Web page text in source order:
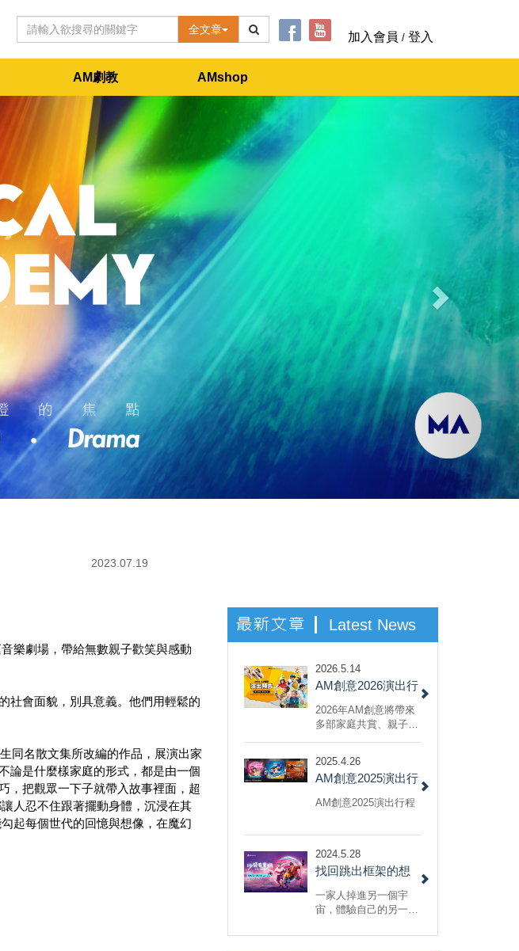
全文章
加入會員 / 登入
AM劇教 AMshop
2023.07.19
樂劇場，帶給無數親子歡笑與感動
社會面貌，別具意義。他們用輕鬆的
同名散文集所改編的作品，展演出家
論是什麼樣家庭的形式，都是由一個
，把觀眾一下子就帶入故事裡面，超
人忍不住跟著擺動身體，沉浸在其
起每個世代的回憶與想像，在魔幻
最新文章 Latest News
2026.5.14
AM創意2026演出行
程
2026年AM創意將帶來
多部家庭共賞、親子劇
各大藝文場館登場。
2025.4.26
AM創意2025演出行
程
AM創意2025演出行程
2024.5.28
找回跳出框架的想
像力以及不怕犯錯
的勇氣：小兒子音
一家人掉進另一個宇
宙，體驗自己的另一
思家人間的關係，最後